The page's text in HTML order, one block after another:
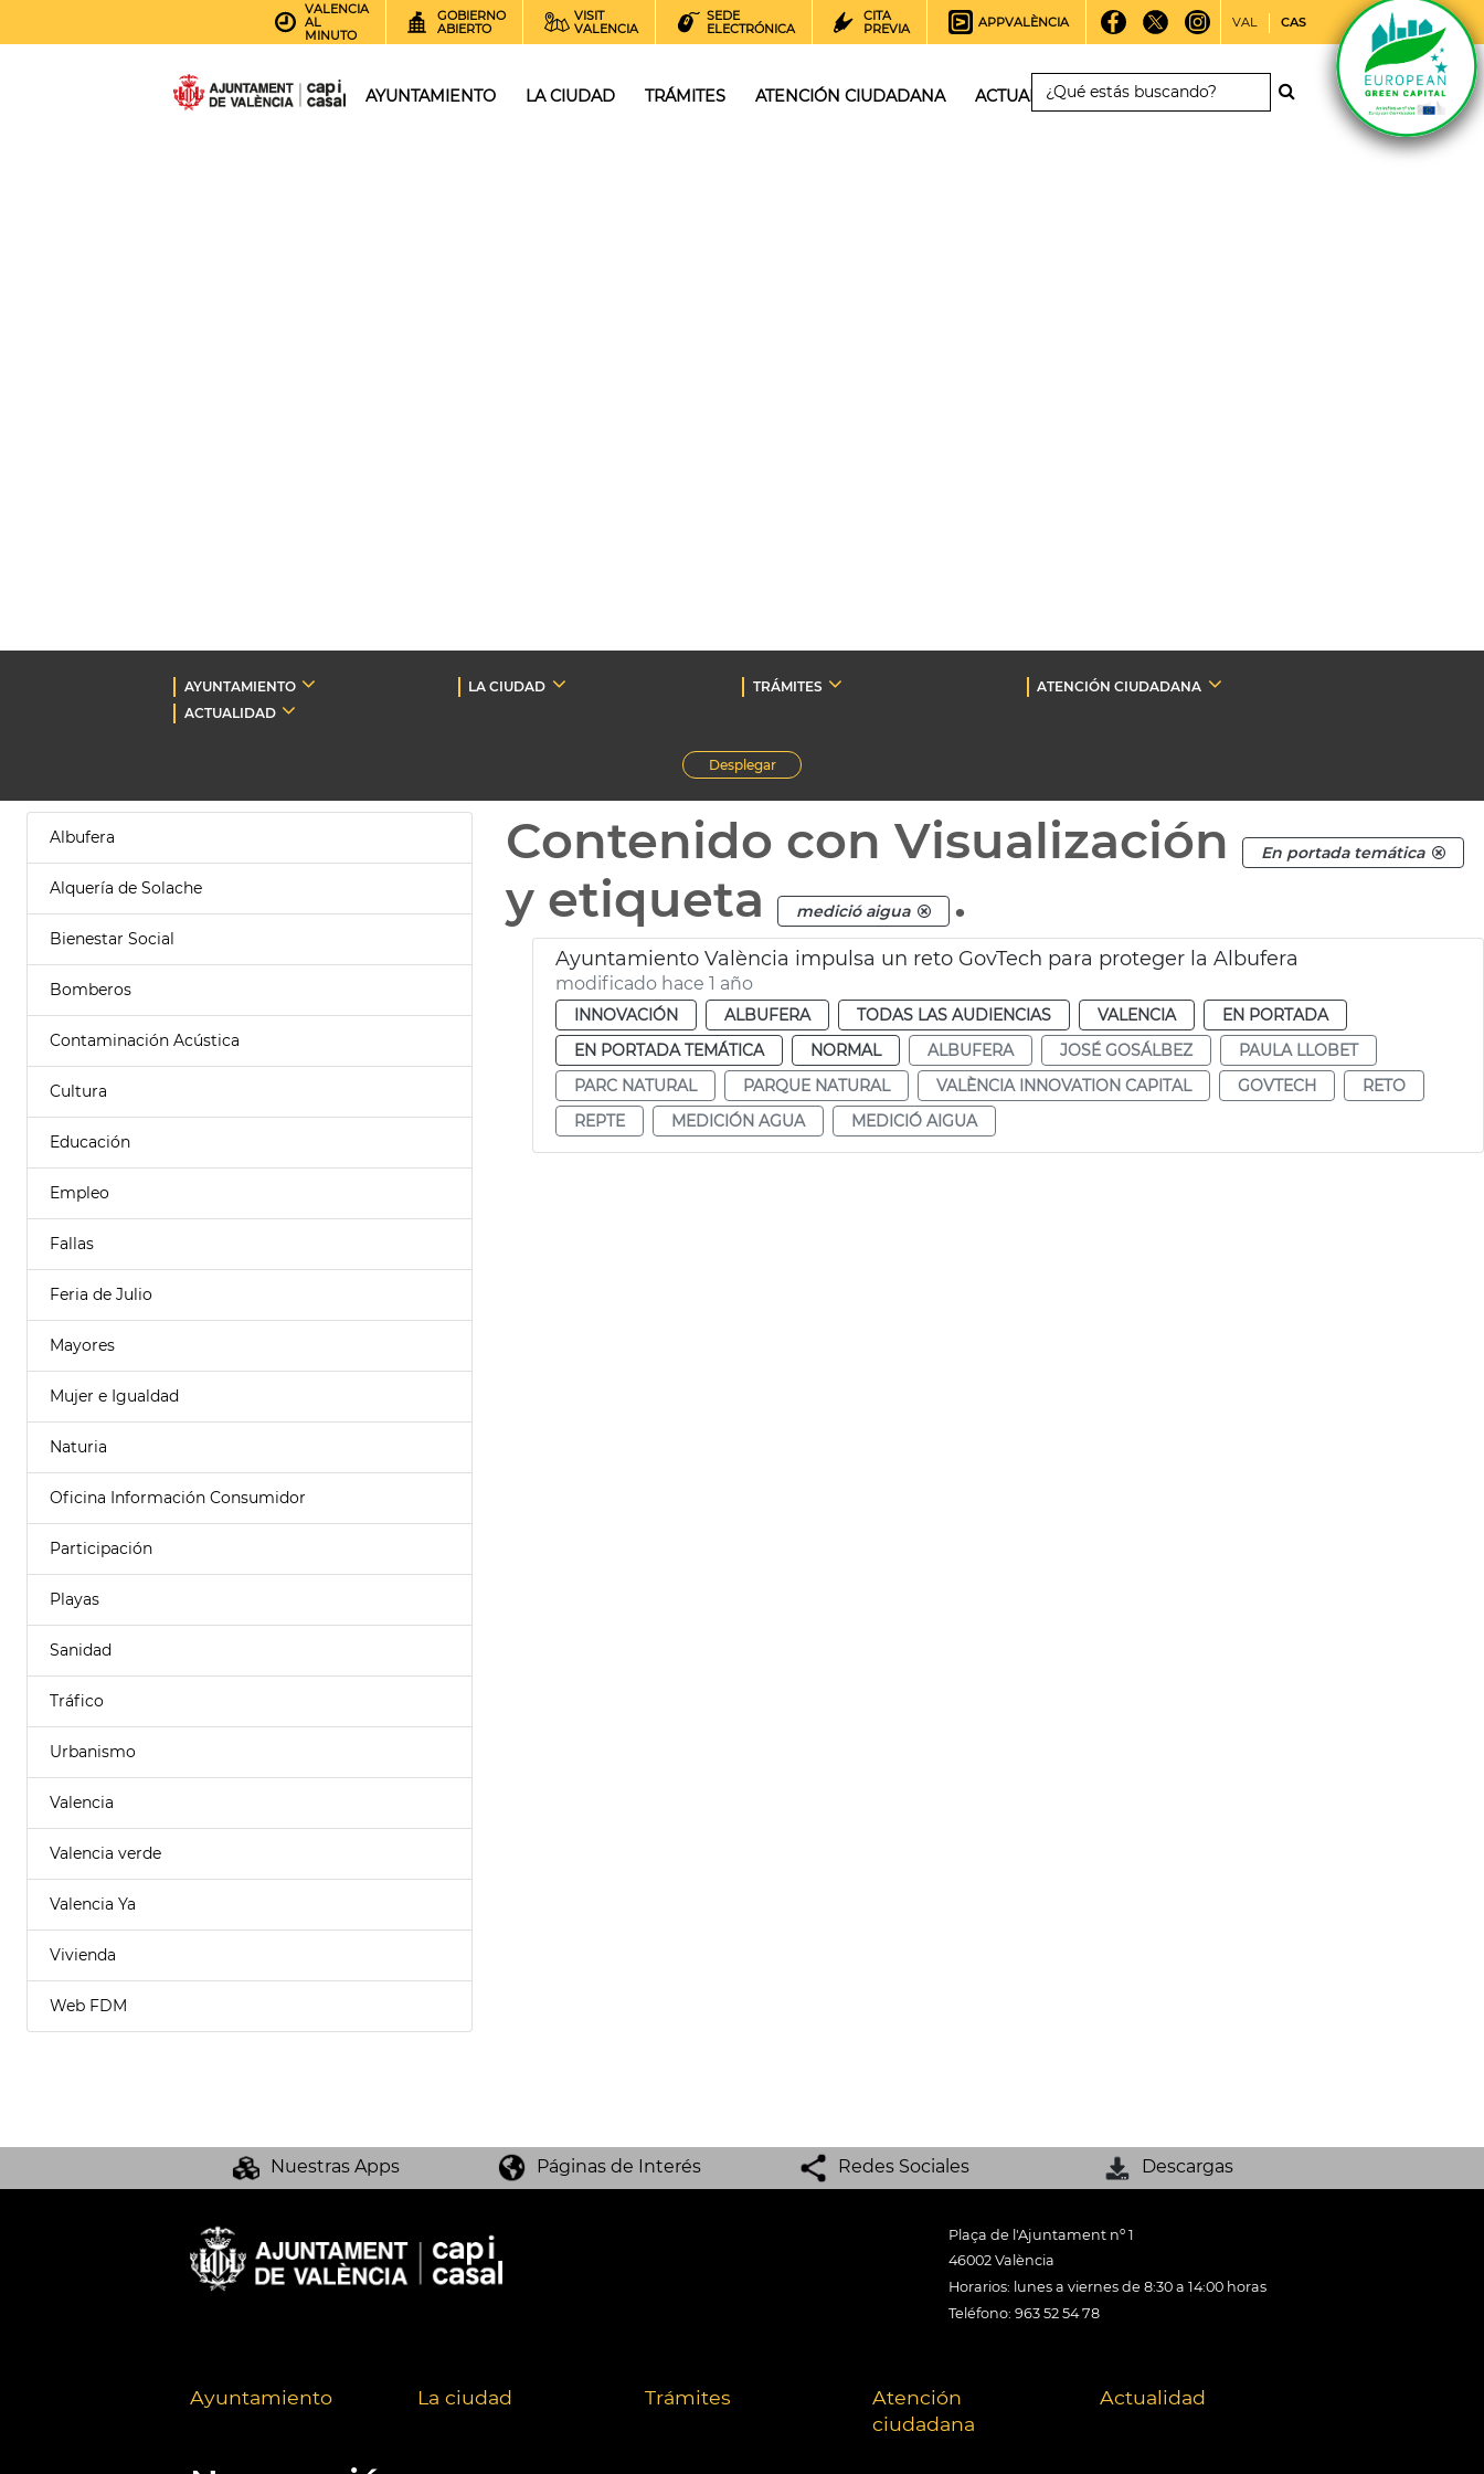
VALENCIA
AL
MINUTO
GOBIERNO
ABIERTO
VISIT
VALENCIA
SEDE
ELECTRÓNICA
CITA
PREVIA
APPVALÈNCIA VAL CAS
AYUNTAMIENTO LA CIUDAD TRÁMITES ATENCIÓN CIUDADANA ACTUALIDAD
AYUNTAMIENTO LA CIUDAD TRÁMITES
ATENCIÓN CIUDADANA
ACTUALIDAD
Desplegar
Albufera
Alquería de Solache
Bienestar Social
Bomberos
Contaminación Acústica
Cultura
Educación
Empleo
Fallas
Feria de Julio
Mayores
Mujer e Igualdad
Naturia
Oficina Información Consumidor
Participación
Playas
Sanidad
Tráfico
Urbanismo
Valencia
Valencia verde
Valencia Ya
Vivienda
Web FDM
Contenido con Visualización En portada temática
y etiqueta medició aigua .
Ayuntamiento València impulsa un reto GovTech para proteger la Albufera
modificado hace 1 año
INNOVACIÓN ALBUFERA TODAS LAS AUDIENCIAS VALENCIA
EN PORTADA
EN PORTADA TEMÁTICA
NORMAL ALBUFERA JOSÉ GOSÁLBEZ
PAULA LLOBET
PARC NATURAL
PARQUE NATURAL VALÈNCIA INNOVATION CAPITAL GOVTECH
RETO
REPTE
MEDICIÓN AGUA MEDICIÓ AIGUA
Nuestras Apps Páginas de Interés Redes Sociales Descargas
Plaça de l'Ajuntament nº 1
46002 València
Horarios: lunes a viernes de 8:30 a 14:00 horas
Teléfono: 963 52 54 78
Ayuntamiento La ciudad Trámites
Atención
ciudadana
Actualidad